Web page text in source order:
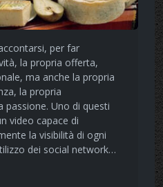
per far
la propria offerta,
ma anche la propria
la propria
passione. Uno di questi
video capace di
la visibilità di ogni
dei social network…